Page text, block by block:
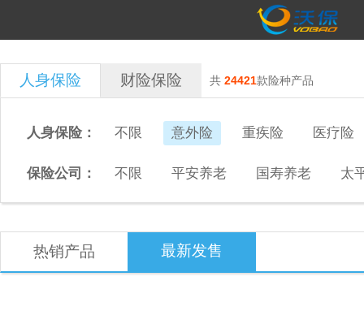
人身保险 财险保险 共 24421款险种产品
人身保险： 不限 意外险 重疾险 医疗险
保险公司： 不限 平安养老 国寿养老 太
热销产品 最新发售